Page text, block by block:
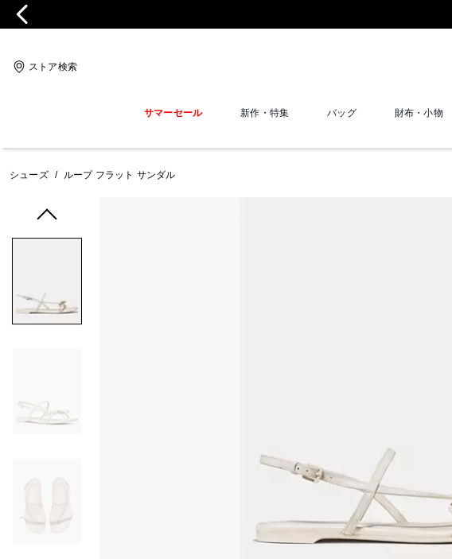
ストア検索
サマーセール 新作・特集 バッグ 財布・小物
シューズ / ループ フラット サンダル